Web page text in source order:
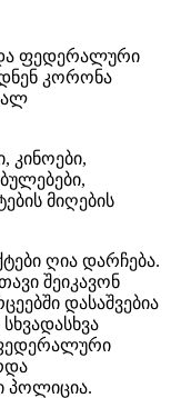
ფედერალური
კორონა
კინოები,
მიღების
ღია დარჩება.
შეიკავონ
დასაშვებია
პოლიცია.